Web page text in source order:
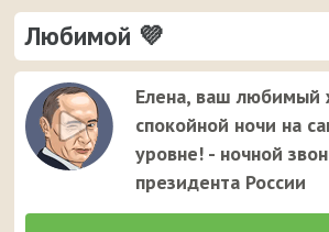
Любимой 💜
Елена, ваш любимый
спокойной ночи на
уровне! - ночной
президента России